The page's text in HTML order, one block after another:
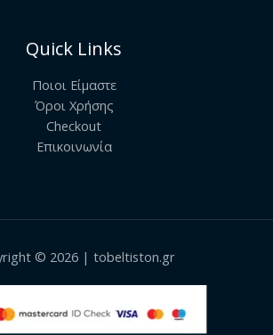
Quick Links
Ποιοι Είμαστε
Όροι Χρήσης
Checkout
Επικοινωνία
© 2026 | tobeltiston.gr